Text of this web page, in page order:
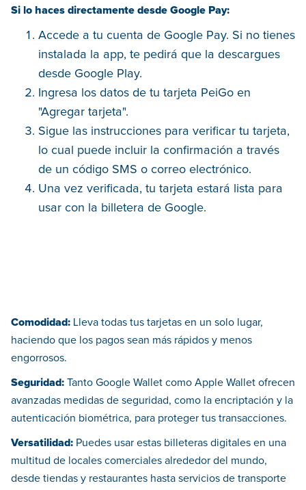
Si lo haces directamente desde Google Pay:
Accede a tu cuenta de Google Pay. Si no tienes
instalada la app, te pedirá que la descargues
desde Google Play.
Ingresa los datos de tu tarjeta PeiGo en
"Agregar tarjeta".
Sigue las instrucciones para verificar tu tarjeta,
lo cual puede incluir la confirmación a través
de un código SMS o correo electrónico.
Una vez verificada, tu tarjeta estará lista para
usar con la billetera de Google.
Comodidad: Lleva todas tus tarjetas en un solo lugar,
haciendo que los pagos sean más rápidos y menos
engorrosos.
Seguridad: Tanto Google Wallet como Apple Wallet ofrecen
avanzadas medidas de seguridad, como la encriptación y la
autenticación biométrica, para proteger tus transacciones.
Versatilidad: Puedes usar estas billeteras digitales en una
multitud de locales comerciales alrededor del mundo,
desde tiendas y restaurantes hasta servicios de transporte